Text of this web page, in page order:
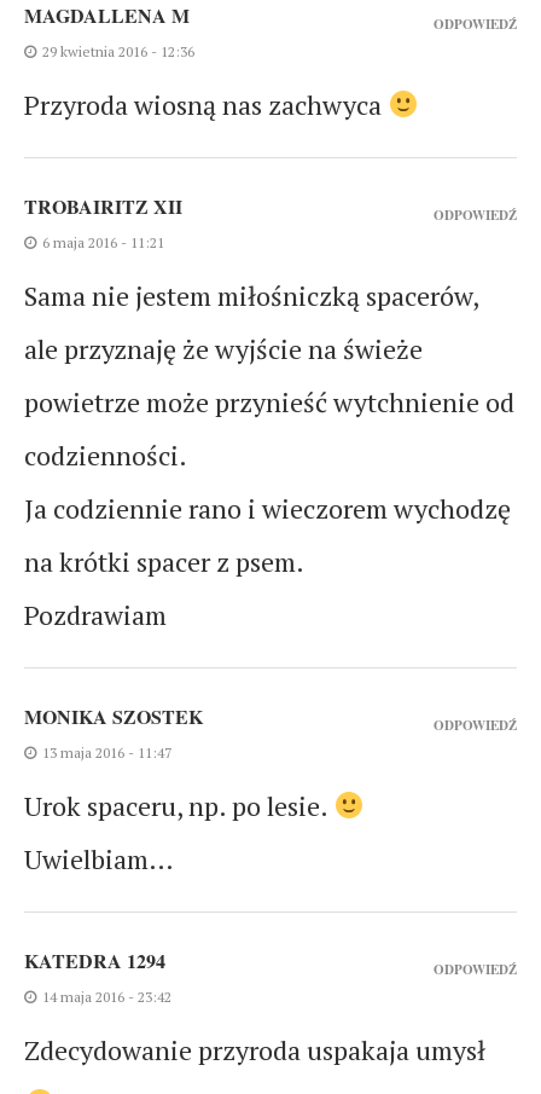
MAGDALLENA M
29 kwietnia 2016 - 12:36
Przyroda wiosną nas zachwyca
ODPOWIEDŹ
TROBAIRITZ XII
6 maja 2016 - 11:21
Sama nie jestem miłośniczką spacerów,
ale przyznaję że wyjście na świeże
powietrze może przynieść wytchnienie od
codzienności.
Ja codziennie rano i wieczorem wychodzę
na krótki spacer z psem.
Pozdrawiam
ODPOWIEDŹ
MONIKA SZOSTEK
13 maja 2016 - 11:47
Urok spaceru, np. po lesie.
Uwielbiam…
ODPOWIEDŹ
KATEDRA 1294
14 maja 2016 - 23:42
Zdecydowanie przyroda uspakaja umysł
ODPOWIEDŹ